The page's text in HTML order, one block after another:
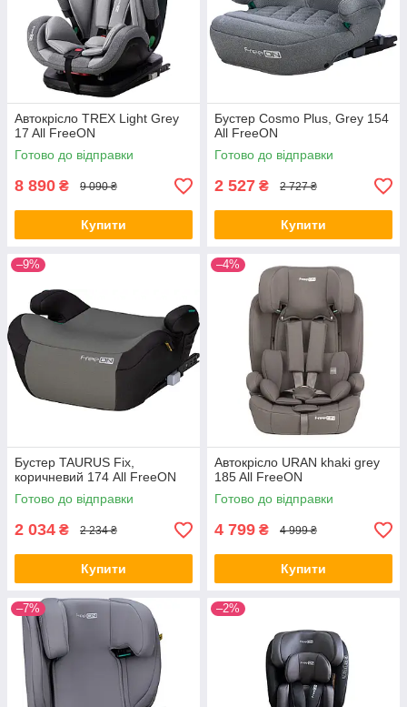
Автокрісло TREX Light Grey
17 All FreeON
Готово до відправки
8 890 ₴ 9 090 ₴
Купити
Бустер Cosmo Plus, Grey 154
All FreeON
Готово до відправки
2 527 ₴ 2 727 ₴
Купити
–9%
Бустер TAURUS Fix,
коричневий 174 All FreeON
Готово до відправки
2 034 ₴ 2 234 ₴
Купити
–4%
Автокрісло URAN khaki grey
185 All FreeON
Готово до відправки
4 799 ₴ 4 999 ₴
Купити
–7% –2%